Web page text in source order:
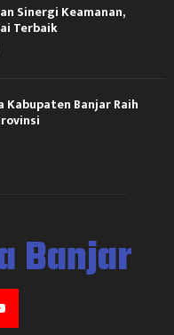
Sinergi Keamanan,
Terbaik
Kabupaten Banjar Raih
Banjar